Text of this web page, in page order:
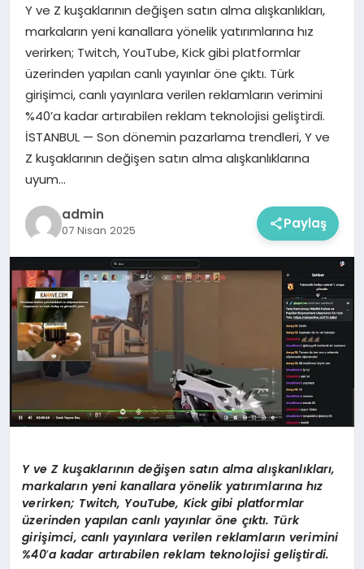
YAŞAM
Y ve Z kuşaklarının değişen satın alma alışkanlıkları,
markaların yeni kanallara yönelik yatırımlarına hız
verirken; Twitch, YouTube, Kick gibi platformlar
üzerinden yapılan canlı yayınlar öne çıktı. Türk
girişimci, canlı yayınlara verilen reklamların verimini
%40’a kadar artırabilen reklam teknolojisi geliştirdi.
İSTANBUL — Son dönemin pazarlama trendleri, Y ve
Z kuşaklarının değişen satın alma alışkanlıklarına
uyum…
admin
07 Nisan 2025 Paylaş
Y veZ kuşaklarının değişen satın alma alışkanlıkları,
markaların yeni kanallara yönelik yatırımlarına hız
verirken; Twitch, YouTube, Kick gibi platformlar
üzerinden yapılan canlı yayınlaröne çıktı. Türk
girişimci, canlı yayınlara verilen reklamların verimini
%40’a kadar artırabilen reklam teknolojisi geliştirdi.